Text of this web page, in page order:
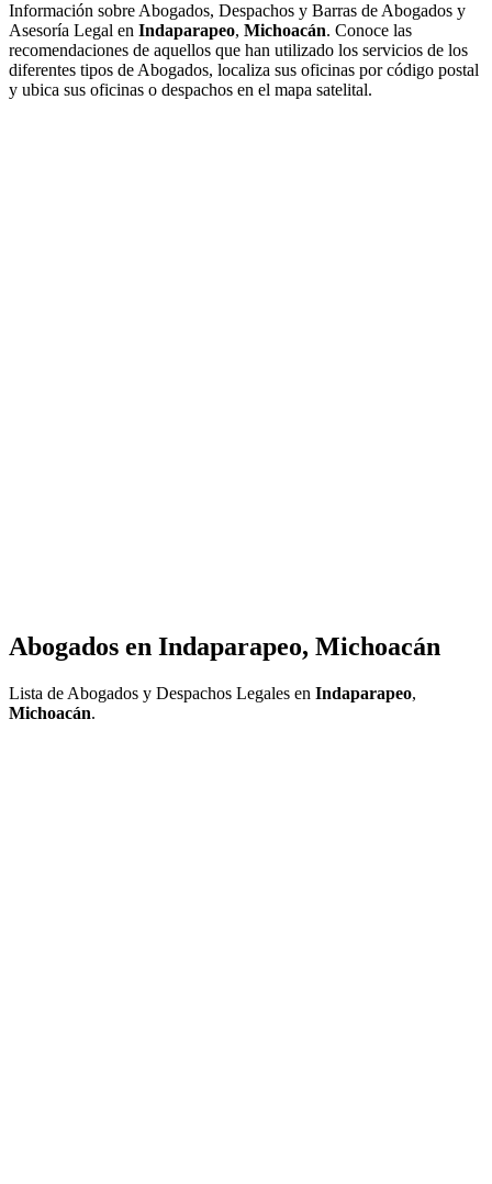
Información sobre Abogados, Despachos y Barras de Abogados y
Asesoría Legal en Indaparapeo, Michoacán. Conoce las
recomendaciones de aquellos que han utilizado los servicios de los
diferentes tipos de Abogados, localiza sus oficinas por código postal
y ubica sus oficinas o despachos en el mapa satelital.
Abogados en Indaparapeo, Michoacán
Lista de Abogados y Despachos Legales en Indaparapeo,
Michoacán.